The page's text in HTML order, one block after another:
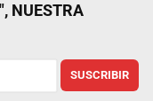
NUESTRA
SUSCRIBIR